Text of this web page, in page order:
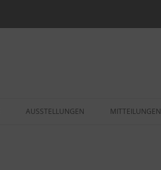
AUSSTELLUNGEN MITTEILUNGEN